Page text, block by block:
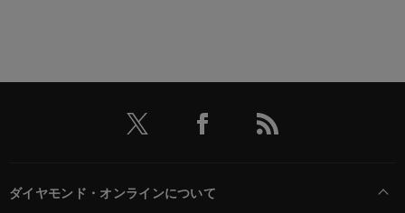
ダイヤモンド・オンラインについて